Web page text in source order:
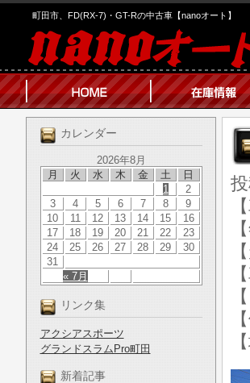
町田市、FD(RX-7)・GT-Rの中古車【nanoオート】
カレンダー
2026年8月
月
火 水 木 金 土 日
« 7月
1
2
3
4 5 6 7 8
9
10
11 12 13 14 15
16
17
18 19 20 21 22
23
24
25 26 27 28 29
30
31
リンク集
アクシアスポーツ
グランドスラムPro町田
新着記事